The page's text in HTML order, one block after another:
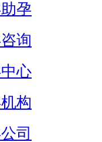
孕
询
心
构
司